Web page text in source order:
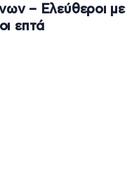
– Ελεύθεροι με
επτά